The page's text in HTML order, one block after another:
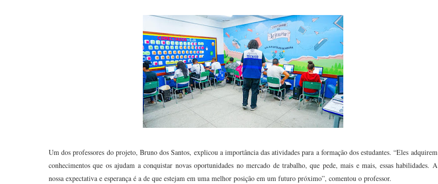
Um dos professores do projeto, Bruno dos Santos, explicou a importância das atividades para a formação dos estudantes. “Eles adquirem
conhecimentos que os ajudam a conquistar novas oportunidades no mercado de trabalho, que pede, mais e mais, essas habilidades. A
nossa expectativa e esperança é a de que estejam em uma melhor posição em um futuro próximo”, comentou o professor.